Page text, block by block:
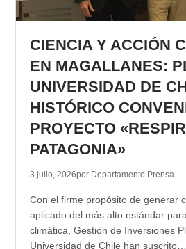
CIENCIA Y ACCIÓN
EN MAGALLANES:
UNIVERSIDAD DE
HISTÓRICO
PROYECTO
PATAGONIA»
3 julio, 2026por Departamento Prensa
Con el firme propósito de generar
aplicado del más alto estándar
climática, Gestión de Inversiones
Universidad de Chile han suscrito…